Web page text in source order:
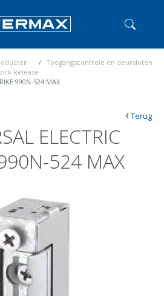
Toegangscontrole en deursloten
Release
990N-524 MAX
ELECTRIC
524 MAX
‹Terug